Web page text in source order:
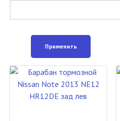
Применить